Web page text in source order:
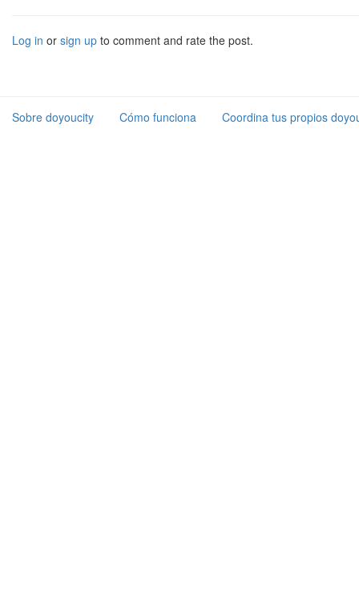
Log in or sign up to comment and rate the post.
Sobre doyoucity Cómo funciona Coordina tus propios